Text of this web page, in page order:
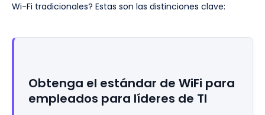
Wi-Fi tradicionales? Estas son las distinciones clave:
Obtenga el estándar de WiFi para
empleados para líderes de TI